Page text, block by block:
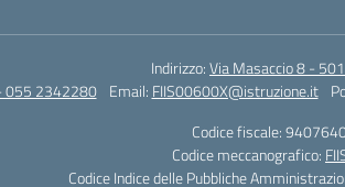
Indirizzo:Via Masaccio 8 -
2342280 Email: FIIS00600X@istruzione.it
Codice fiscale:
Codice meccanografico:
Codice Indice delle Pubbliche